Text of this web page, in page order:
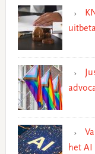
het AI